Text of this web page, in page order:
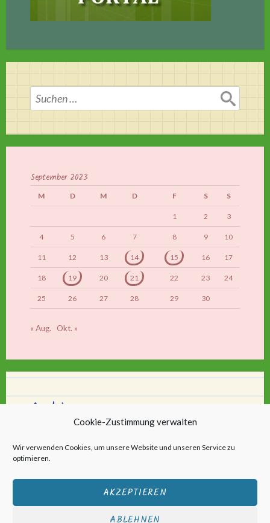
Cookie-Zustimmung verwalten
Wir verwenden Cookies, um unsere Website und unseren Service zu
optimieren.
AKZEPTIEREN
ABLEHNEN
Suchen
nach:
September 2023
M D M D F S S
1 2 3
4 5 6 7 8 9 10
11 12 13 14 15 16 17
18 19 20 21 22 23 24
25 26 27 28 29 30
« Aug. Okt. »
Archiv